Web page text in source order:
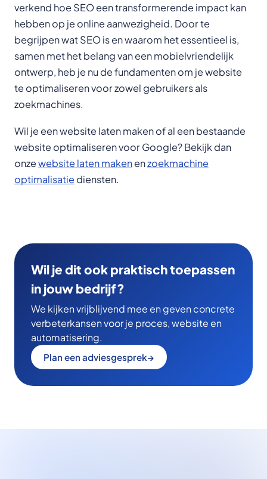
verkend hoe SEO een transformerende impact kan
hebben op je online aanwezigheid. Door te
begrijpen wat SEO is en waarom het essentieel is,
samen met het belang van een mobielvriendelijk
ontwerp, heb je nu de fundamenten om je website
te optimaliseren voor zowel gebruikers als
zoekmachines.
Wil je een website laten maken of al een bestaande
website optimaliseren voor Google? Bekijk dan
onzewebsite laten makenenzoekmachine
optimalisatiediensten.
Wil je dit ook praktisch toepassen
in jouw bedrijf?
We kijken vrijblijvend mee en geven concrete
verbeterkansen voor je proces, website en
automatisering.
Plan een adviesgesprek→